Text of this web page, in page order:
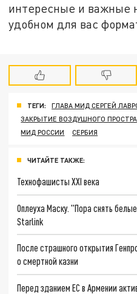
интересные и важные
удобном для вас
ТЕГИ: ГЛАВА МИД СЕРГЕЙ
ЗАКРЫТИЕ ВОЗДУШНОГО
МИД РОССИИ
СЕРБИЯ
ЧИТАЙТЕ ТАКЖЕ:
Технофашисты XXI века
Оплеуха Маску. "Пора снять
Starlink
После страшного открытия
о смертной казни
Перед зданием ЕС в Армении